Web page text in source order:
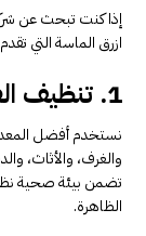
إذا كنت تبحث عن
ازرق الماسة التي
1. تنظيف الفلل والمنازل
نستخدم أفضل
والغرف، والأثاث،
تضمن بيئة صحية
الظاهرة.